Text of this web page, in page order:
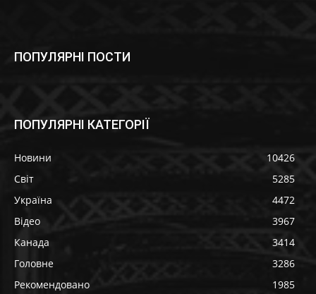
ПОПУЛЯРНІ ПОСТИ
ПОПУЛЯРНІ КАТЕГОРІЇ
Новини
10426
Світ
5285
Україна
4472
Відео
3967
Канада
3414
Головне
3286
Рекомендовано
1985